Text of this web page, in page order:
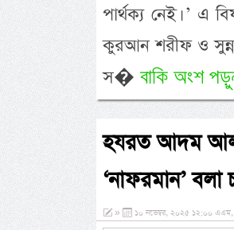
পার্থক্য নেই। ’ এ
কুরআন শরীফ ও
স� বাকি অংশ
হযরত আদম
‘নাফরমান’
» ১০ নভেম্বর, ২০২৫ ১২:০০